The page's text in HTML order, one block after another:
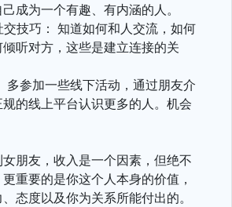
成为一个有趣、有内涵的人。
技巧： 知道如何和人交流，如何
听对方，这些是建立连接的关
多参加一些线下活动，通过朋友介
的线上平台认识更多的人。机会
朋友，收入是一个因素，但绝不
重要的是你这个人本身的价值，
态度以及你为关系所能付出的。